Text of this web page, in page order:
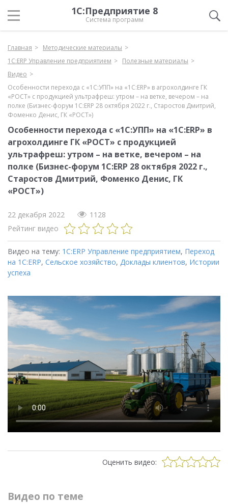
1С:Предприятие 8
Система программ
Главная
Методические материалы
1С:ERP Управление предприятием
Полезные материалы
Видео
Особенности перехода с «1С:УПП» на «1C:ERP» в агрохолдинге ГК
«РОСТ» с продукцией ультрафреш: утром – на ветке, вечером – на
полке (Бизнес-форум 1С:ERP 28 октября 2022 г., Старостов Дмитрий,
Фоменко Денис, ГК «РОСТ»)
Особенности перехода с «1С:УПП» на «1C:ERP» в
агрохолдинге ГК «РОСТ» с продукцией
ультрафреш: утром – на ветке, вечером – на
полке (Бизнес-форум 1С:ERP 28 октября 2022 г.,
Старостов Дмитрий, Фоменко Денис, ГК
«РОСТ»)
22 декабря 2022
1128
Рейтинг видео
Видео на тему: 1С:ERP Управление предприятием, Переход
на 1C:ERP, Сельское хозяйство, Доклады клиентов, Истории
успеха
Оценить видео:
Видео по теме